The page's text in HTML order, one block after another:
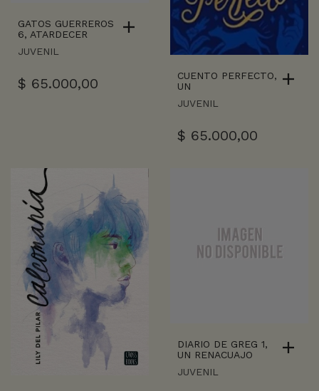
GATOS GUERREROS
6, ATARDECER
JUVENIL
$ 65.000,00
CUENTO PERFECTO,
UN
JUVENIL
$ 65.000,00
DIARIO DE GREG 1,
UN RENACUAJO
JUVENIL